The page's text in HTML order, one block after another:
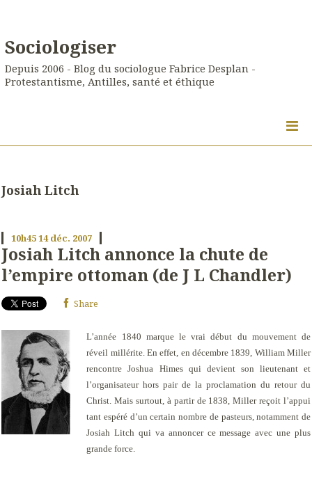
Sociologiser
Depuis 2006 - Blog du sociologue Fabrice Desplan -
Protestantisme, Antilles, santé et éthique
Josiah Litch
10h4514 déc. 2007
Josiah Litch annonce la chute de
l’empire ottoman (de J L Chandler)
Share
L’année 1840 marque le vrai début du mouvement de
réveil millérite. En effet, en décembre 1839, William Miller
rencontre Joshua Himes qui devient son lieutenant et
l’organisateur hors pair de la proclamation du retour du
Christ. Mais surtout, à partir de 1838, Miller reçoit l’appui
tant espéré d’un certain nombre de pasteurs, notamment de
Josiah Litch qui va annoncer ce message avec une plus
grande force.